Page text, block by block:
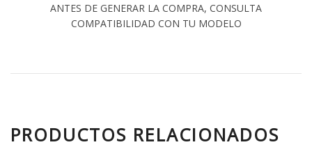
ANTES DE GENERAR LA COMPRA, CONSULTA
COMPATIBILIDAD CON TU MODELO
PRODUCTOS RELACIONADOS